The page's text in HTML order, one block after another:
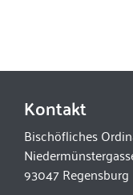
Kontakt
Bischöfliches
93047 Regensburg